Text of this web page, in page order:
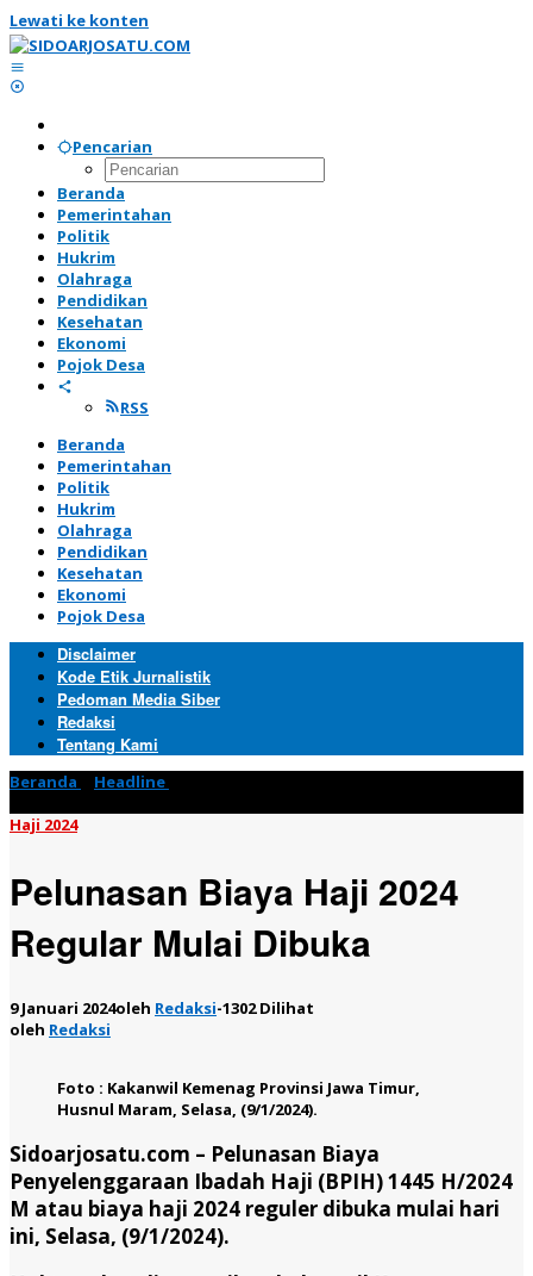
Lewati ke konten
Pencarian
Beranda
Pemerintahan
Politik
Hukrim
Olahraga
Pendidikan
Kesehatan
Ekonomi
Pojok Desa
RSS
Beranda
Pemerintahan
Politik
Hukrim
Olahraga
Pendidikan
Kesehatan
Ekonomi
Pojok Desa
Disclaimer
Kode Etik Jurnalistik
Pedoman Media Siber
Redaksi
Tentang Kami
Beranda Headline
Haji 2024
Pelunasan Biaya Haji 2024
Regular Mulai Dibuka
9 Januari 2024oleh Redaksi-1302 Dilihat
oleh Redaksi
Foto : Kakanwil Kemenag Provinsi Jawa Timur,
Husnul Maram, Selasa, (9/1/2024).
Sidoarjosatu.com – Pelunasan Biaya
Penyelenggaraan Ibadah Haji (BPIH) 1445 H/2024
M atau biaya haji 2024 reguler dibuka mulai hari
ini, Selasa, (9/1/2024).